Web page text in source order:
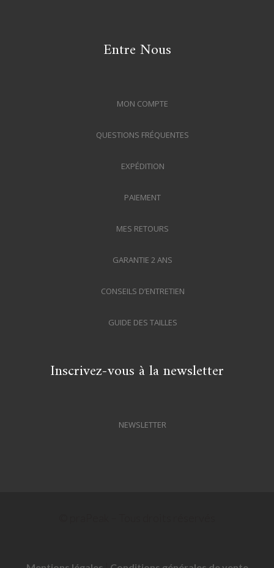
Entre Nous
MON COMPTE
QUESTIONS FRÉQUENTES
EXPÉDITION
PAIEMENT
MES RETOURS
GARANTIE 2 ANS
CONSEILS D’ENTRETIEN
GUIDE DES TAILLES
Inscrivez-vous à la newsletter
NEWSLETTER